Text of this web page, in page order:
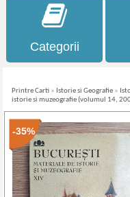
Categorii
Printre Carti » Istorie si Geografie »
istorie si muzeografie (volumul 14,
-35%